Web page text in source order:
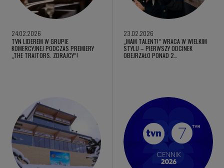
24.02.2026
TVN LIDEREM W GRUPIE
KOMERCYJNEJ PODCZAS PREMIERY
„THE TRAITORS. ZDRAJCY”!
23.02.2026
„MAM TALENT!” WRACA W WIELKIM
STYLU – PIERWSZY ODCINEK
OBEJRZAŁO PONAD 2…